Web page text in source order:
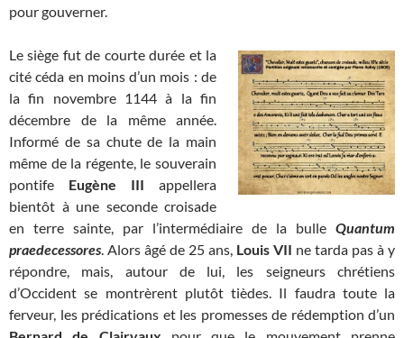
pour gouverner.
Le siège fut de courte durée et la
cité céda en moins d’un mois : de
la fin novembre 1144 à la fin
décembre de la même année.
Informé de sa chute de la main
même de la régente, le souverain
pontife Eugène III appellera
bientôt à une seconde croisade
en terre sainte, par l’intermédiaire de la bulle Quantum
praedecessores. Alors âgé de 25 ans, Louis VII ne tarda pas à y
répondre, mais, autour de lui, les seigneurs chrétiens
d’Occident se montrèrent plutôt tièdes. Il faudra toute la
ferveur, les prédications et les promesses de rédemption d’un